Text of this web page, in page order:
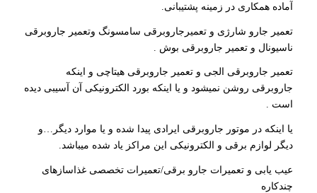
آماده همکاری در زمینه پشتیبانی.
تعمیر جارو شارژی و تعمیرجاروبرقی سامسونگ وتعمیر جاروبرقی
ناسیونال و تعمیر جاروبرقی بوش .
تعمیر جاروبرقی الجی و تعمیر جاروبرقی هیتاچی و اینکه
جاروبرقی روشن نمیشود و یا اینکه بورد الکترونیکی آن آسیبی دیده
است .
یا اینکه در موتور جاروبرقی ایرادی پیدا شده و یا موارد دیگر…و
دیگر لوازم برقی و الکترونیکی این مراکز یاد شده میباشد.
عیب یابی و تعمیرات جارو برقی/تعمیرات تخصصی غذاسازهای
چندکاره